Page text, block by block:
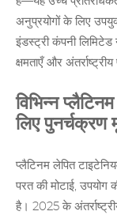
अनुप्रयोगों के लिए
इंडस्ट्री कंपनी लिमिटेड
क्षमताएँ और
विभिन्न
लिए पुनर्चक्रण
प्लैटिनम लेपित
परत की मोटाई, उपयोग
है। 2025 के